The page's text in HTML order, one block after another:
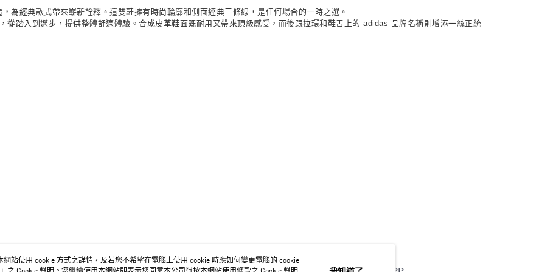
為經典款式帶來嶄新詮釋。這雙鞋擁有時尚輪廓和側面經典三條線，是任何場合的一時之選。
從踏入到邁步，提供整體舒適體驗。合成皮革鞋面既耐用又帶來頂級感受，而後跟拉環和鞋舌上的 adidas 品牌名稱則增添一絲正統
站使用 cookie 方式之詳情，及若您不希望在電腦上使用 cookie 時應如何變更電腦的 cookie